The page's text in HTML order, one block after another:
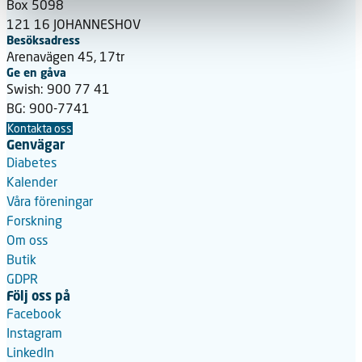
Box 5098
121 16 JOHANNESHOV
Besöksadress
Arenavägen 45, 17tr
Ge en gåva
Swish: 900 77 41
BG: 900-7741
Kontakta oss
Genvägar
Diabetes
Kalender
Våra föreningar
Forskning
Om oss
Butik
GDPR
Följ oss på
Facebook
Instagram
LinkedIn